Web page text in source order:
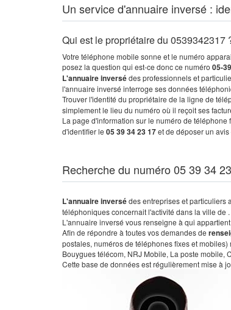
Un service d'annuaire inversé :
Qui est le propriétaire du 0539342317
Votre téléphone mobile sonne et le numéro
posez la question qui est-ce donc ce numéro 05-
L'annuaire inversédes professionnels et
l'annuaire inversé interroge ses données
Trouver l'identité du propriétaire de la ligne de
simplement le lieu du numéro où il reçoit ses
La page d'information sur le numéro de téléphone
d'identifier le 05 39 34 23 17et de déposer un
Recherche du numéro 05 39 34
L'annuaire inversédes entreprises et particuliers
téléphoniques concernait l'activité dans la ville de .
L'annuaire inversé vous renseigne à qui
Afin de répondre à toutes vos demandes de
postales, numéros de téléphones fixes et
Bouygues télécom, NRJ Mobile, La poste mobile,
Cette base de données est régulièrement mise à